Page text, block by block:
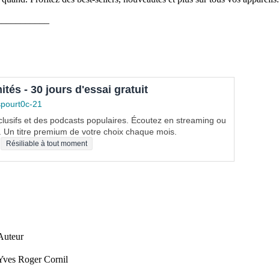
- 30 jours d'essai gratuit
21
et des podcasts populaires. Écoutez en streaming ou
titre premium de votre choix chaque mois.
Résiliable à tout moment
Roger Cornil